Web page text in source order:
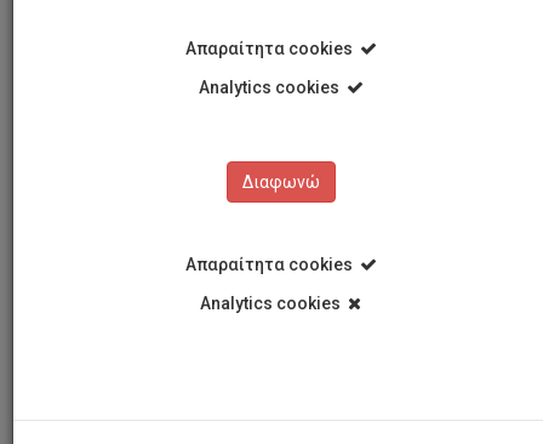
Μαριάννα Χατζηχριστοδούλου
Χατζηχριστοδούλου
Απαραίτητα cookies
Analytics cookies
Διαφωνώ
Απαραίτητα cookies
Analytics cookies